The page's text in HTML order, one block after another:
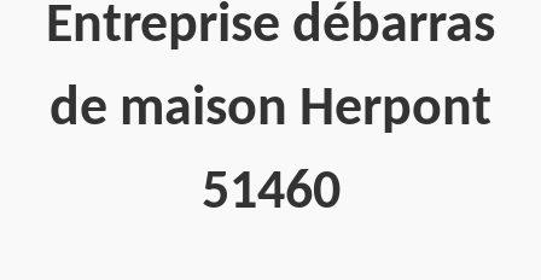
Entreprise débarras
de maison Herpont
51460